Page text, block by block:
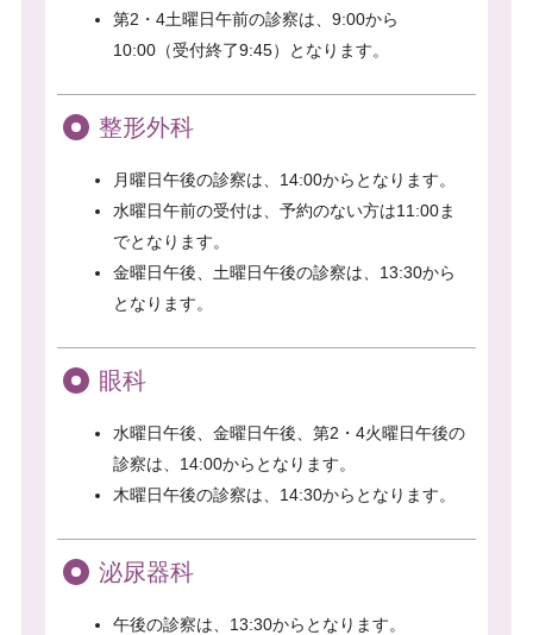
第2・4土曜日午前の診察は、9:00から
10:00（受付終了9:45）となります。
整形外科
月曜日午後の診察は、14:00からとなります。
水曜日午前の受付は、予約のない方は11:00ま
でとなります。
金曜日午後、土曜日午後の診察は、13:30から
となります。
眼科
水曜日午後、金曜日午後、第2・4火曜日午後の
診察は、14:00からとなります。
木曜日午後の診察は、14:30からとなります。
泌尿器科
午後の診察は、13:30からとなります。